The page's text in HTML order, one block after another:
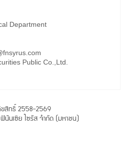
Department
Public Co.,Ltd.
สิทธิ์ 2558-2569
นเซีย ไซรัส จำกัด (มหาชน)